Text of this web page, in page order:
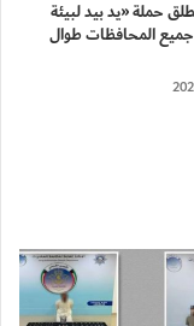
حملة «يد بيد لبيئة
المحافظات طوال